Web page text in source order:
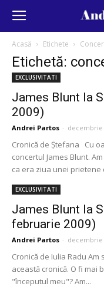
Acasă Etichete
Etichetă:
EXCLUSIVITATI
James Blunt la
2009)
Andrei Partos - decembrie
Cronică de Ştefana Cu
concertul James Blunt.
ca era ziua unei prietene
EXCLUSIVITATI
James Blunt la
februarie 2009)
Andrei Partos - decembrie
Cronică de Iulia Radu Am
această cronică. O fi mai
"începutul meu"? Am...